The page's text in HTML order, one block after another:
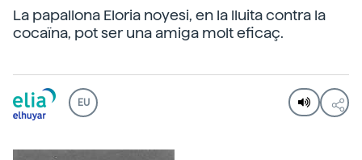
La papallona Eloria noyesi, en la lluita contra la
cocaïna, pot ser una amiga molt eficaç.
EU